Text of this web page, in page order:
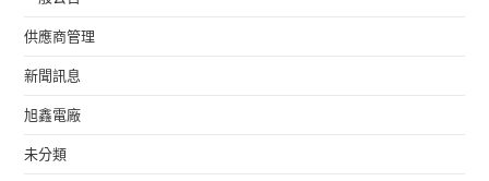
供應商管理
新聞訊息
旭鑫電廠
未分類